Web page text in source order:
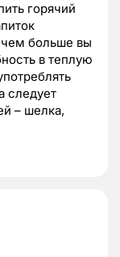
горячий
чем больше вы
в теплую
следует
– шелка,